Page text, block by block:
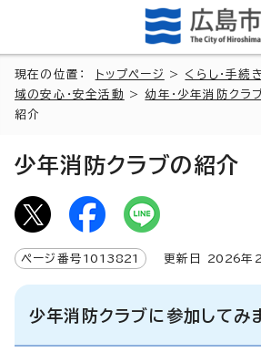
現在の位置： トップページ > くらし・手続
域の安心・安全活動
>幼年・少年消防クラ
紹介
少年消防クラブの紹介
ページ番号 1013821 更新日 2026年
少年消防クラブに参加してみ